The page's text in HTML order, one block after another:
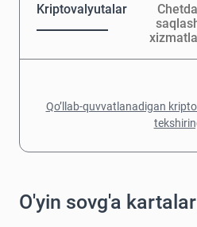
Kriptovalyutalar
Chetda
Qo’llab-quvvatlanadigan
O'yin sovg'a